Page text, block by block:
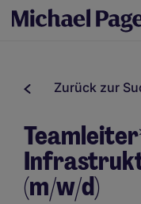
Zurück zur
(m/w/d)